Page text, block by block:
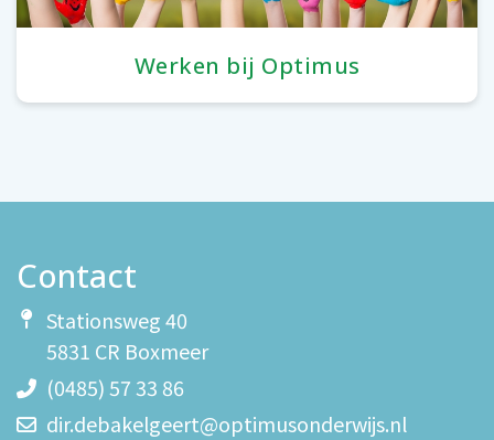
Werken bij Optimus
Contact
Stationsweg 40
5831 CR Boxmeer
(0485) 57 33 86
dir.debakelgeert@optimusonderwijs.nl